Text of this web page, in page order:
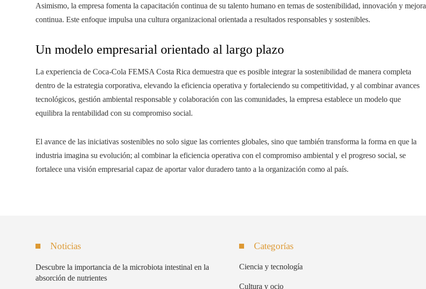
Asimismo, la empresa fomenta la capacitación continua de su talento humano en temas de sostenibilidad, innovación y mejora
continua. Este enfoque impulsa una cultura organizacional orientada a resultados responsables y sostenibles.
Un modelo empresarial orientado al largo plazo
La experiencia de Coca-Cola FEMSA Costa Rica demuestra que es posible integrar la sostenibilidad de manera completa
dentro de la estrategia corporativa, elevando la eficiencia operativa y fortaleciendo su competitividad, y al combinar avances
tecnológicos, gestión ambiental responsable y colaboración con las comunidades, la empresa establece un modelo que
equilibra la rentabilidad con su compromiso social.
El avance de las iniciativas sostenibles no solo sigue las corrientes globales, sino que también transforma la forma en que la
industria imagina su evolución; al combinar la eficiencia operativa con el compromiso ambiental y el progreso social, se
fortalece una visión empresarial capaz de aportar valor duradero tanto a la organización como al país.
Noticias
Descubre la importancia de la microbiota intestinal en la
absorción de nutrientes
Categorías
Ciencia y tecnología
Cultura y ocio